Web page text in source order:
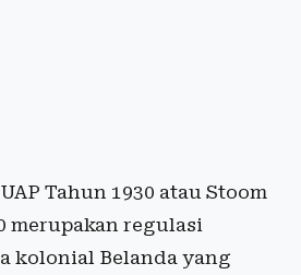
Tahun 1930 atau Stoom
merupakan regulasi
kolonial Belanda yang